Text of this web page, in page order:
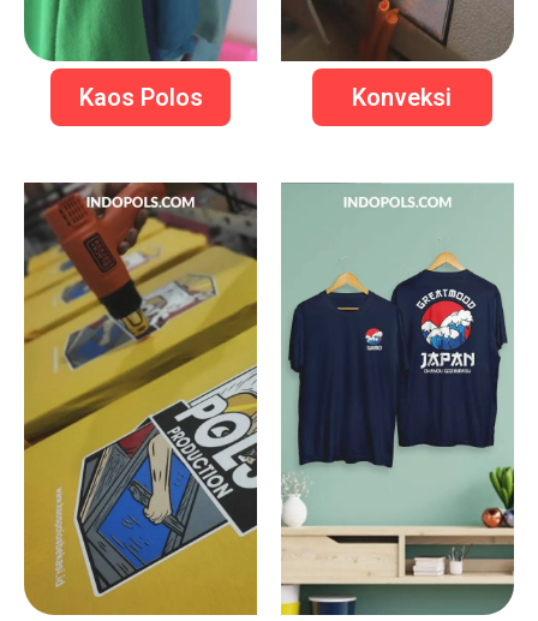
Kaos Polos Konveksi